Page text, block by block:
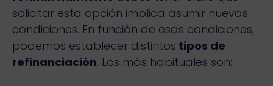
solicitar esta opción implica asumir nuevas
condiciones. En función de esas condiciones,
podemos establecer distintos tipos de
refinanciación. Los más habituales son: